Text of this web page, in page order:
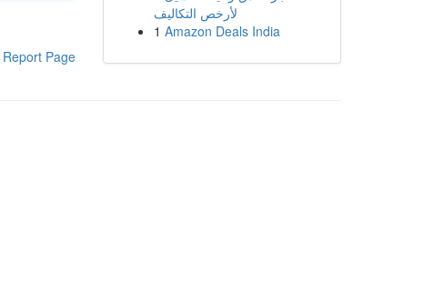
Report Page
لأرخص التكاليف
1 Amazon Deals India